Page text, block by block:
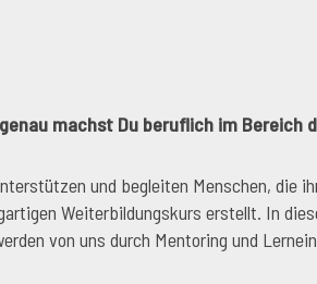
machst Du beruflich im Bereich
und begleiten Menschen, die
Weiterbildungskurs erstellt. In
von uns durch Mentoring und